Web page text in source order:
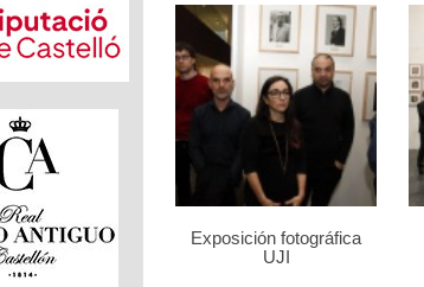
Exposición fotográfica
UJI